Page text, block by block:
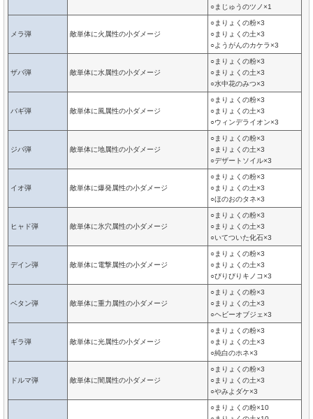
○まじゅうのツノ×1
メラ弾 敵単体に火属性の小ダメージ
○まりょくの粉×3
○まりょくの土×3
○ようがんのカケラ×3
ザバ弾 敵単体に水属性の小ダメージ
○まりょくの粉×3
○まりょくの土×3
○水中花のみつ×3
バギ弾 敵単体に風属性の小ダメージ
○まりょくの粉×3
○まりょくの土×3
○ウィンデライオン×3
ジバ弾 敵単体に地属性の小ダメージ
○まりょくの粉×3
○まりょくの土×3
○デザートソイル×3
イオ弾 敵単体に爆発属性の小ダメージ
○まりょくの粉×3
○まりょくの土×3
○ほのおのタネ×3
ヒャド弾 敵単体に氷穴属性の小ダメージ
○まりょくの粉×3
○まりょくの土×3
○いてついた化石×3
デイン弾 敵単体に電撃属性の小ダメージ
○まりょくの粉×3
○まりょくの土×3
○びりびりキノコ×3
ベタン弾 敵単体に重力属性の小ダメージ
○まりょくの粉×3
○まりょくの土×3
○ヘビーオブジェ×3
ギラ弾 敵単体に光属性の小ダメージ
○まりょくの粉×3
○まりょくの土×3
○純白のホネ×3
ドルマ弾 敵単体に闇属性の小ダメージ
○まりょくの粉×3
○まりょくの土×3
○やみよダケ×3
○まりょくの粉×10